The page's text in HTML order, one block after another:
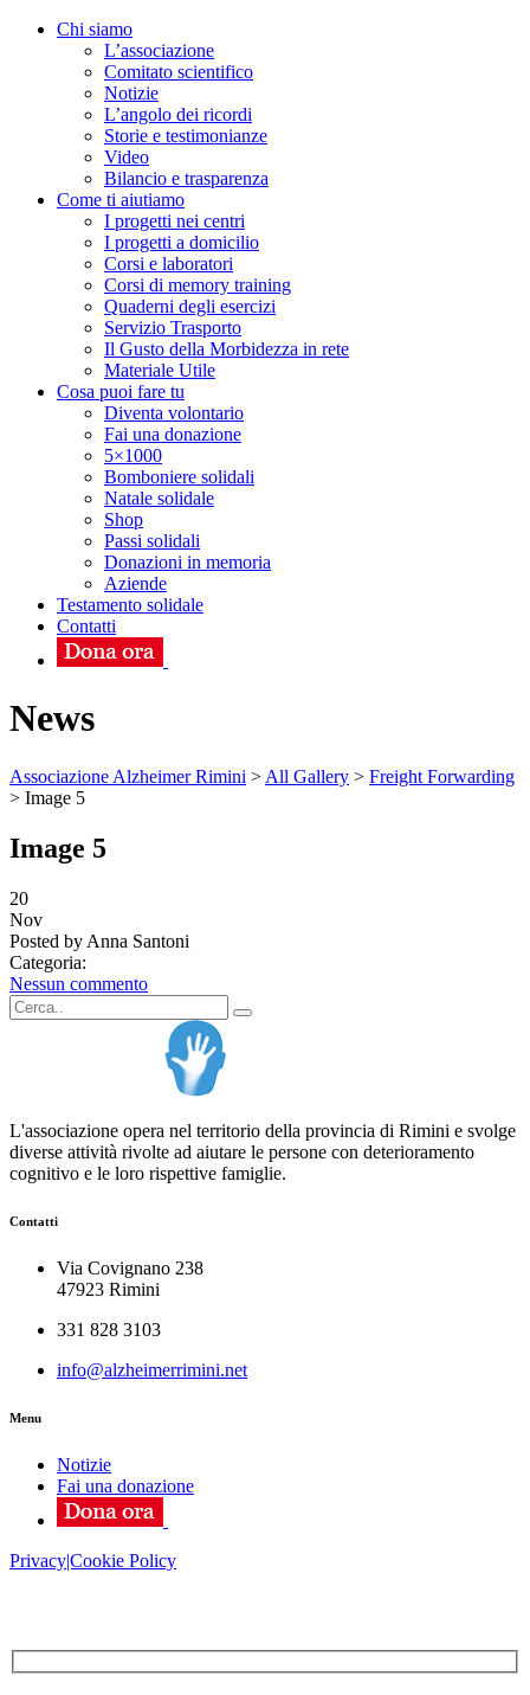
Chi siamo
L’associazione
Comitato scientifico
Notizie
L’angolo dei ricordi
Storie e testimonianze
Video
Bilancio e trasparenza
Come ti aiutiamo
I progetti nei centri
I progetti a domicilio
Corsi e laboratori
Corsi di memory training
Quaderni degli esercizi
Servizio Trasporto
Il Gusto della Morbidezza in rete
Materiale Utile
Cosa puoi fare tu
Diventa volontario
Fai una donazione
5×1000
Bomboniere solidali
Natale solidale
Shop
Passi solidali
Donazioni in memoria
Aziende
Testamento solidale
Contatti
News
Associazione Alzheimer Rimini > All Gallery > Freight Forwarding
> Image 5
Image 5
20
Nov
Posted by Anna Santoni
Categoria:
Nessun commento
L'associazione opera nel territorio della provincia di Rimini e svolge
diverse attività rivolte ad aiutare le persone con deterioramento
cognitivo e le loro rispettive famiglie.
Contatti
Via Covignano 238
47923 Rimini
331 828 3103
info@alzheimerrimini.net
Menu
Notizie
Fai una donazione
Privacy|Cookie Policy